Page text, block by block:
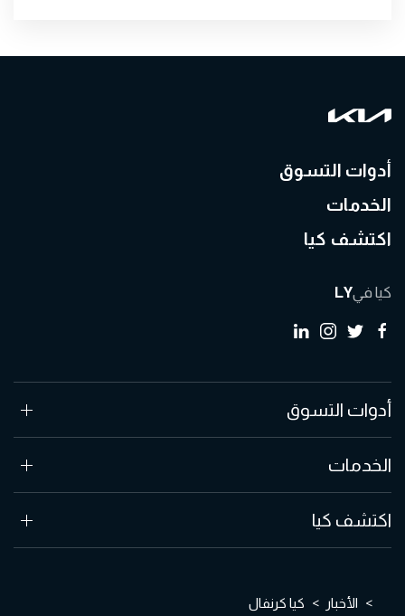
أدوات التسوق
الخدمات
اكتشف كيا
كيا فيLY
أدوات التسوق
الخدمات
اكتشف كيا
الأخبار كيا كرنفال